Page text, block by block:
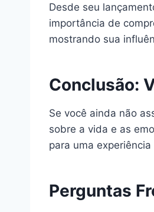
Desde seu
importância de
mostrando sua
Conclusão:
Se você ainda não
sobre a vida e as
para uma
Perguntas